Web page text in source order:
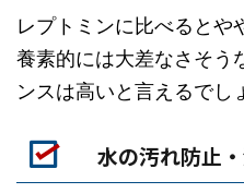
レプトミンに比べるとや
養素的には大差なさそう
ンスは高いと言えるでし
水の汚れ防止